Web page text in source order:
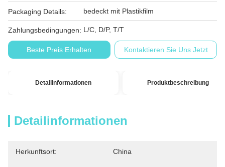
Packaging Details: bedeckt mit Plastikfilm
Zahlungsbedingungen: L/C, D/P, T/T
Beste Preis Erhalten Kontaktieren Sie Uns Jetzt
Detailinformationen Produktbeschreibung
Detailinformationen
Herkunftsort: China